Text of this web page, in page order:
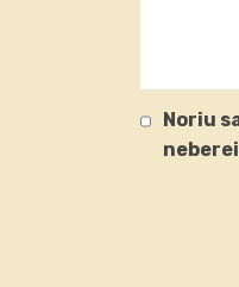
Noriu